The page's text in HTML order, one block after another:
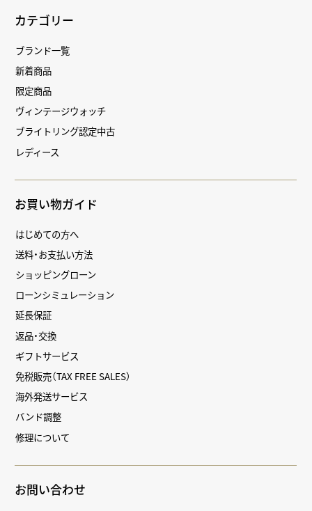
カテゴリー
ブランド一覧
新着商品
限定商品
ヴィンテージウォッチ
ブライトリング認定中古
レディース
お買い物ガイド
はじめての方へ
送料・お支払い方法
ショッピングローン
ローンシミュレーション
延長保証
返品・交換
ギフトサービス
免税販売（TAX FREE SALES）
海外発送サービス
バンド調整
修理について
お問い合わせ